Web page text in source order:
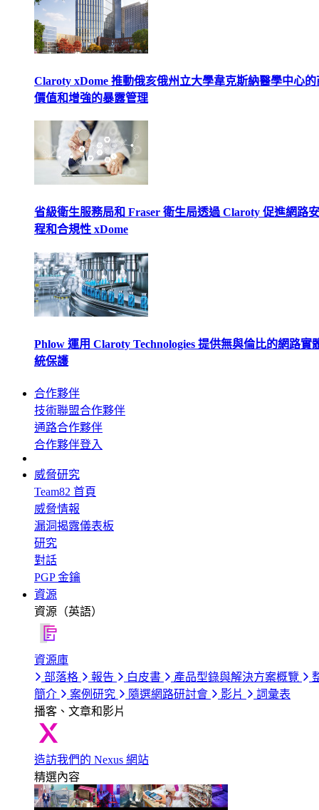
Claroty xDome 推動俄亥俄州立大學韋克斯納醫學中心的
價值和增強的暴露管理
省級衛生服務局和 Fraser 衛生局透過 Claroty 促進網路
程和合規性 xDome
Phlow 運用 Claroty Technologies 提供無與倫比的網路實
統保護
合作夥伴
技術聯盟合作夥伴
通路合作夥伴
合作夥伴登入
威脅研究
Team82 首頁
威脅情報
漏洞揭露儀表板
研究
對話
PGP 金鑰
資源
資源（英語）
資源庫
部落格
報告 白皮書 產品型錄與解決方案概覽
簡介
案例研究 隨選網路研討會 影片
詞彙表
播客、文章和影片
造訪我們的 Nexus 網站
精選內容